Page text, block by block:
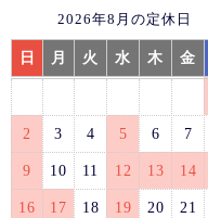
2026年8月の定休日
日 月 火 水 木 金
2 3 4 5 6 7
9 10 11 12 13 14
16 17 18 19 20 21